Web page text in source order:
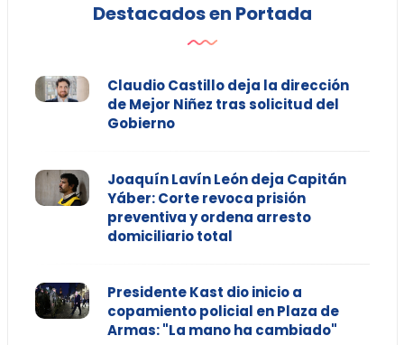
Destacados en Portada
Claudio Castillo deja la dirección
de Mejor Niñez tras solicitud del
Gobierno
Joaquín Lavín León deja Capitán
Yáber: Corte revoca prisión
preventiva y ordena arresto
domiciliario total
Presidente Kast dio inicio a
copamiento policial en Plaza de
Armas: "La mano ha cambiado"